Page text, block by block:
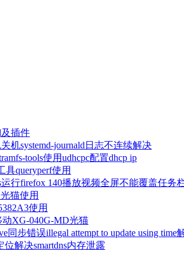
及插件
机systemd-journald日志不连续解决
tools使用udhcpc配置dhcp ip
具queryperf使用
运行firefox 140播放视频全屏不能覆盖任务
猫使用
使用
XG-040G-MD光猫
同步错误illegal attempt to update using time
位解决smartdns内存泄露